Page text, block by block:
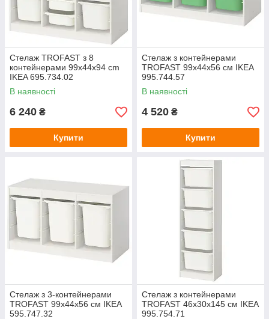
Стелаж TROFAST з 8
контейнерами 99x44x94 cm
IKEA 695.734.02
В наявності
6 240 ₴
Купити
Стелаж з контейнерами
TROFAST 99x44x56 см IKEA
995.744.57
В наявності
4 520 ₴
Купити
Стелаж з 3-контейнерами
TROFAST 99x44x56 см IKEA
595.747.32
Стелаж з контейнерами
TROFAST 46x30x145 см IKEA
995.754.71